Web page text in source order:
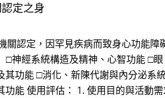
定之身
關認定，因罕見疾病而致身心功能
神經系統構造及精神、心智功能 □
功能 □消化、新陳代謝與內分泌系
能 使用評估： 1. 使用目的與活動